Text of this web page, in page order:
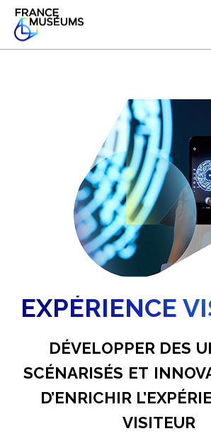
EXPÉRIENCE
DÉVELOPPER DES
SCÉNARISÉS ET
D’ENRICHIR
VISITEUR